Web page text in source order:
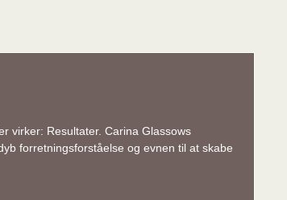
virker: Resultater. Carina Glassows
forretningsforståelse og evnen til at skabe